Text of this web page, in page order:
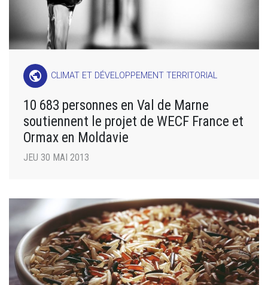
public CLIMAT ET DÉVELOPPEMENT TERRITORIAL
10 683 personnes en Val de Marne
soutiennent le projet de WECF France et
Ormax en Moldavie
JEU 30 MAI 2013